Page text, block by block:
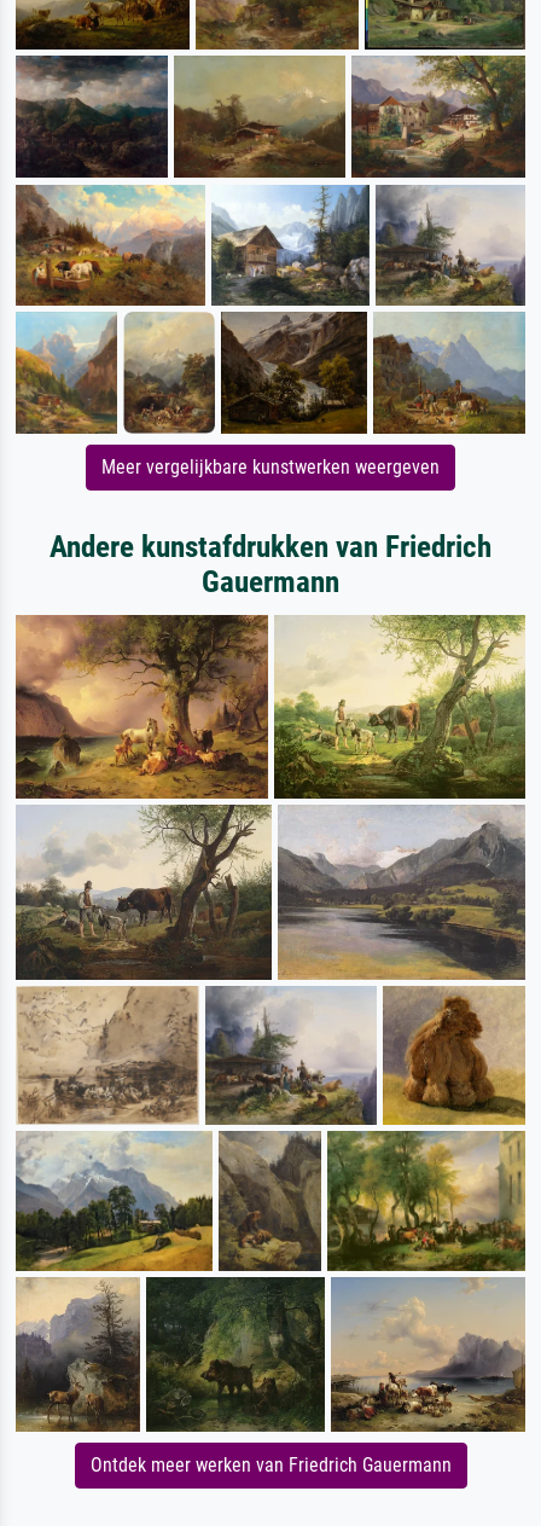
Meer vergelijkbare kunstwerken weergeven
Andere kunstafdrukken van Friedrich
Gauermann
Ontdek meer werken van Friedrich Gauermann